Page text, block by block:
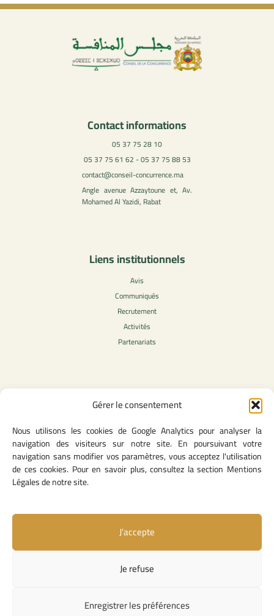
Gérer le consentement
Nous utilisons les cookies de Google Analytics pour analyser la
navigation des visiteurs sur notre site. En poursuivant votre
navigation sans modifier vos paramètres, vous acceptez l'utilisation
de ces cookies. Pour en savoir plus, consultez la section Mentions
Légales de notre site.
J’accepte
Je refuse
Enregistrer les préférences
Contact informations
05 37 75 28 10
05 37 75 61 62 - 05 37 75 88 53
contact@conseil-concurrence.ma
Angle avenue Azzaytoune et, Av.
Mohamed Al Yazidi, Rabat
Liens institutionnels
Avis
Communiqués
Recrutement
Activités
Partenariats
Contenu légale
CGU
Mentions légales
Politique des cookies
Lien utiles
Contact
Missions & attributions
Textes Fondateurs